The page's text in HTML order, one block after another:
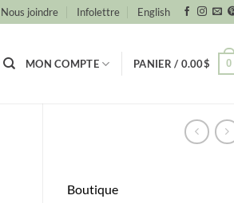
Nous joindre Infolettre English
MON COMPTE PANIER / 0.00$ 0
Boutique